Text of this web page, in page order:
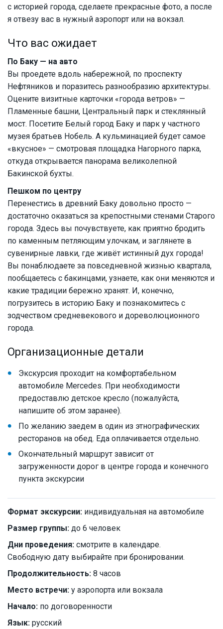
с историей города, сделаете прекрасные фото, а после
я отвезу вас в нужный аэропорт или на вокзал.
Что вас ожидает
По Баку — на авто
Вы проедете вдоль набережной, по проспекту
Нефтяников и поразитесь разнообразию архитектуры.
Оцените визитные карточки «города ветров» —
Пламенные башни, Центральный парк и стеклянный
мост. Посетите Белый город Баку и парк у частного
музея братьев Нобель. А кульминацией будет самое
«вкусное» — смотровая площадка Нагорного парка,
откуда открывается панорама великолепной
Бакинской бухты.
Пешком по центру
Перенестись в древний Баку довольно просто —
достаточно оказаться за крепостными стенами Старого
города. Здесь вы почувствуете, как приятно бродить
по каменным петляющим улочкам, и заглянете в
сувенирные лавки, где живёт истинный дух города!
Вы понаблюдаете за повседневной жизнью квартала,
пообщаетесь с бакинцами, узнаете, как они меняются и
какие традиции бережно хранят. И, конечно,
погрузитесь в историю Баку и познакомитесь с
зодчеством средневекового и дореволюционного
города.
Организационные детали
Экскурсия проходит на комфортабельном
автомобиле Mercedes. При необходимости
предоставлю детское кресло (пожалуйста,
напишите об этом заранее).
По желанию заедем в один из этнографических
ресторанов на обед. Еда оплачивается отдельно.
Окончательный маршрут зависит от
загруженности дорог в центре города и конечного
пункта экскурсии
Формат экскурсии: индивидуальная на автомобиле
Размер группы: до 6 человек
Дни проведения: смотрите в календаре.
Свободную дату выбирайте при бронировании.
Продолжительность: 8 часов
Место встречи: у аэропорта или вокзала
Начало: по договоренности
Язык: русский